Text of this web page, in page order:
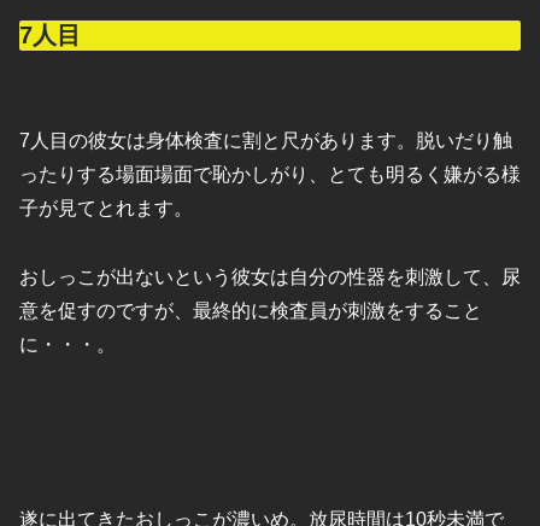
7人目
7人目の彼女は身体検査に割と尺があります。脱いだり触
ったりする場面場面で恥かしがり、とても明るく嫌がる様
子が見てとれます。
おしっこが出ないという彼女は自分の性器を刺激して、尿
意を促すのですが、最終的に検査員が刺激をすること
に・・・。
遂に出てきたおしっこが濃いめ。放尿時間は10秒未満で